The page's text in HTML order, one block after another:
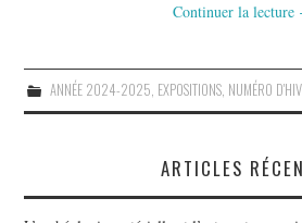
Continuer la lecture
ANNÉE 2024-2025, EXPOSITIONS, NUMÉRO
ARTICLES